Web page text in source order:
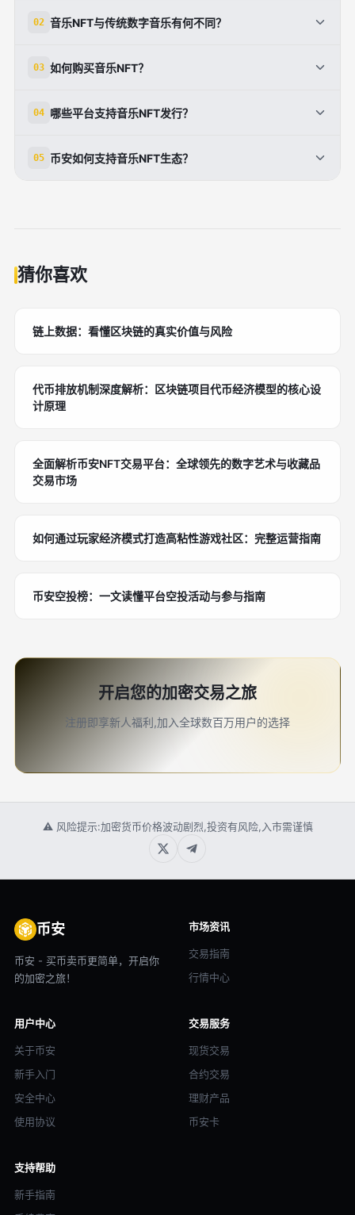
02 音乐NFT与传统数字音乐有何不同？
有文件所有权，并通过智能合约获取后续收益或独家体
03 如何购买音乐NFT？
Ethereum（ETH），再连接至音乐NFT市场如
04 哪些平台支持音乐NFT发行？
Opulous、Catalog和Sound XYZ，部分专为音乐NFT
05 币安如何支持音乐NFT生态？
猜你喜欢
链上数据：看懂区块链的真实价值与风险
代币排放机制深度解析：区块链项目代币经济模型的核心设
计原理
全面解析币安NFT交易平台：全球领先的数字艺术与收藏品
交易市场
如何通过玩家经济模式打造高粘性游戏社区：完整运营指南
币安空投榜：一文读懂平台空投活动与参与指南
开启您的加密交易之旅
注册即享新人福利,加入全球数百万用户的选择
⚠ 风险提示:加密货币价格波动剧烈,投资有风险,入市需谨慎
币安
币安 - 买币卖币更简单，开启你
的加密之旅！
市场资讯
交易指南
行情中心
用户中心
关于币安
新手入门
安全中心
使用协议
交易服务
现货交易
合约交易
理财产品
币安卡
支持帮助
新手指南